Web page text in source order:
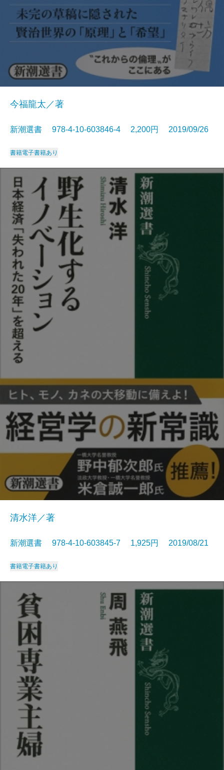
今福龍太／著
新潮選書 978-4-10-603846-4 2,200円 2019/09/26
書籍電子書籍あり
清水洋／著
新潮選書 978-4-10-603845-7 1,925円 2019/08/21
書籍電子書籍あり